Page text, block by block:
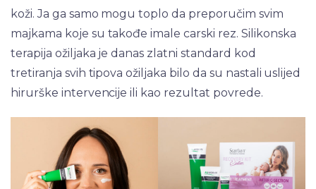
koži. Ja ga samo mogu toplo da preporučim svim
majkama koje su takođe imale carski rez. Silikonska
terapija ožiljaka je danas zlatni standard kod
tretiranja svih tipova ožiljaka bilo da su nastali uslijed
hirurške intervencije ili kao rezultat povrede.